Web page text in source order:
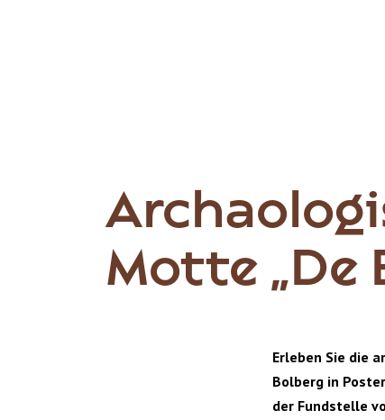
Motte „De
Erleben Sie die
Bolberg in
der Fundstelle